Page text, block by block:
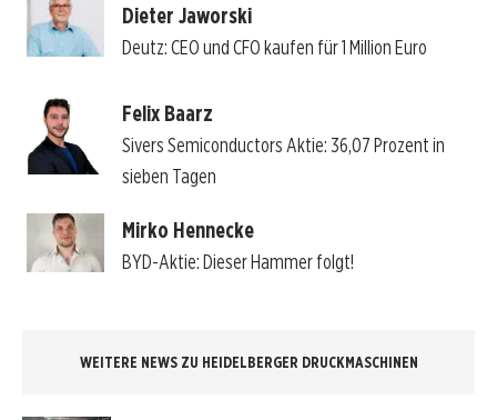
Dieter Jaworski
Deutz: CEO und CFO kaufen für 1 Million Euro
Felix Baarz
Sivers Semiconductors Aktie: 36,07 Prozent in
sieben Tagen
Mirko Hennecke
BYD-Aktie: Dieser Hammer folgt!
WEITERE NEWS ZU HEIDELBERGER DRUCKMASCHINEN